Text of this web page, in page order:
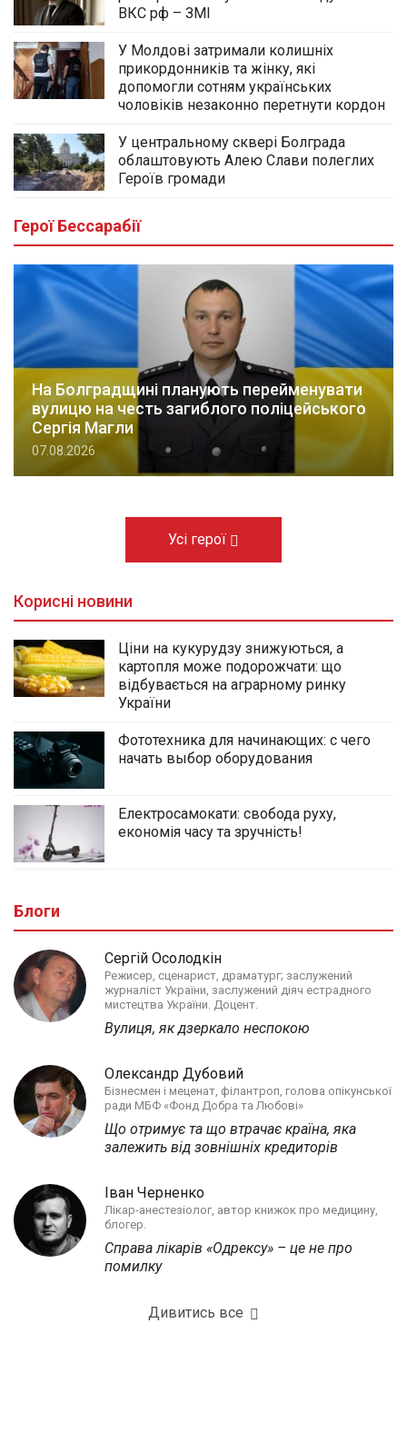
ВКС рф – ЗМІ
У Молдові затримали колишніх
прикордонників та жінку, які
допомогли сотням українських
чоловіків незаконно перетнути кордон
У центральному сквері Болграда
облаштовують Алею Слави полеглих
Героїв громади
Герої Бессарабії
На Болградщині планують перейменувати
вулицю на честь загиблого поліцейського
Сергія Магли
07.08.2026
Усі герої
Корисні новини
Ціни на кукурудзу знижуються, а
картопля може подорожчати: що
відбувається на аграрному ринку
України
Фототехника для начинающих: с чего
начать выбор оборудования
Електросамокати: свобода руху,
економія часу та зручність!
Блоги
Сергій Осолодкін
Режисер, сценарист, драматург; заслужений
журналіст України, заслужений діяч естрадного
мистецтва України. Доцент.
Вулиця, як дзеркало неспокою
Олександр Дубовий
Бізнесмен і меценат, філантроп, голова опікунської
ради МБФ «Фонд Добра та Любові»
Що отримує та що втрачає країна, яка
залежить від зовнішніх кредиторів
Іван Черненко
Лікар-анестезіолог, автор книжок про медицину,
блогер.
Справа лікарів «Одрексу» – це не про
помилку
Дивитись все